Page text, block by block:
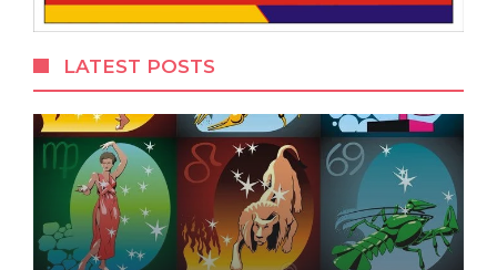
LATEST POSTS